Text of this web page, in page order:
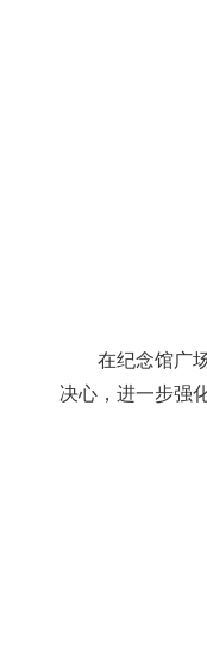
在纪念馆广场
决心，进一步强